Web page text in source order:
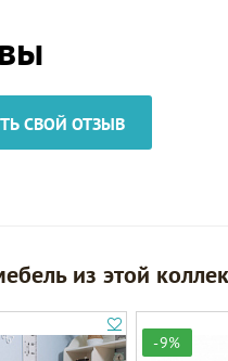
СВОЙ ОТЗЫВ
из этой
-9%